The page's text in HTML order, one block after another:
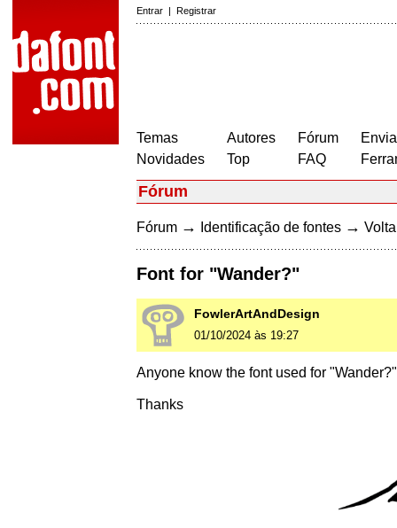
Entrar | Registrar
Temas
Novidades
Autores
Top
Fórum
FAQ
Fórum
Fórum → Identificação de fontes →
Font for "Wander?"
FowlerArtAndDesign
01/10/2024 às 19:27
Anyone know the font used for "Wander?"
Thanks